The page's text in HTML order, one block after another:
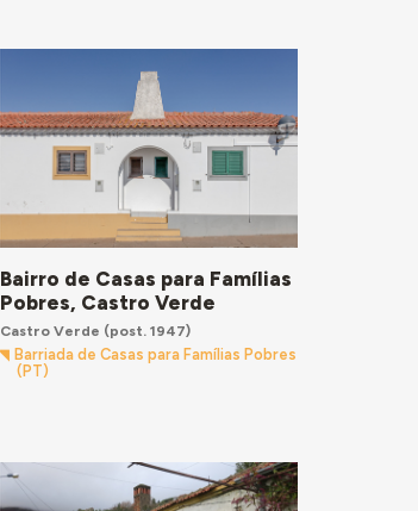
Bairro de Casas para Famílias
Pobres, Castro Verde
Castro Verde (post. 1947)
Barriada de Casas para Famílias Pobres
(PT)